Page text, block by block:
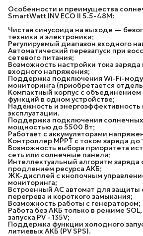
Особенности и преимущества
SmartWatt INV ECO II 5.5-48M:
Чистая синусоида на выходе —
техники и электроники;
Регулируемый диапазон входного
Автоматический перезапуск при
сетевого питания;
Возможность настройки тока заряда
входного напряжения;
Поддержка подключения Wi-Fi-
мониторинга (приобретается
Компактный корпус с объединением
функций в одном устройстве;
Надёжность и энергоэффективность
эксплуатации.
Поддержка подключения
мощностью до 5500 Вт;
Работает с аккумуляторами
Контроллер MPPT с током заряда до
Возможность выбора приоритета
сеть или солнечные панели;
Интеллектуальный алгоритм заряда
продлением ресурса АКБ;
ЖК-дисплей с кнопочным
мониторинга;
Встроенный AC автомат для защиты
перегрева и короткого замыкания;
Возможность работы с генератором;
Работа без АКБ только в режиме
запуска PV - 135V;
Поддержка функции холодного
литиевых АКБ (PV SPS).